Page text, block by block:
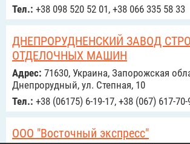
Тел.: +38 098 520 52 01, +38 066 335 58 33
ДНЕПРОРУДНЕНСКИЙ ЗАВОД
ОТДЕЛОЧНЫХ МАШИН
Адрес: 71630, Украина, Запорожская
Днепрорудный, ул. Степная, 10
Тел.: +38 (06175) 6-19-17, +38 (067) 617-70-
ООО "Восточный экспресс"